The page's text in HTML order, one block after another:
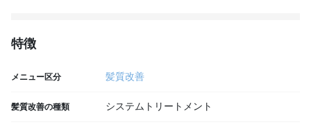
特徴
メニュー区分 髪質改善
髪質改善の種類 システムトリートメント